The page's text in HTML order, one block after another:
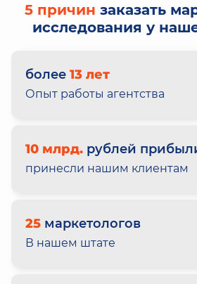
5 причин заказать
исследования у
более 13 лет
Опыт работы агентства
10 млрд. рублей
принесли нашим клиентам
25 маркетологов
В нашем штате